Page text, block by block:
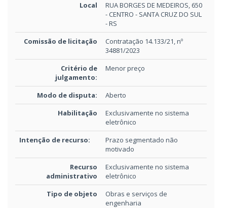
Local
RUA BORGES DE MEDEIROS, 650
- CENTRO - SANTA CRUZ DO SUL
- RS
Comissão de licitação
Contratação 14.133/21, nº
34881/2023
Critério de
julgamento:
Menor preço
Modo de disputa:
Aberto
Habilitação
Exclusivamente no sistema
eletrônico
Intenção de recurso:
Prazo segmentado não
motivado
Recurso
administrativo
Exclusivamente no sistema
eletrônico
Tipo de objeto
Obras e serviços de
engenharia